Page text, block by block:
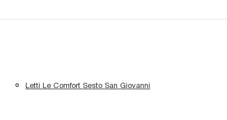
Letti Le Comfort Sesto San Giovanni